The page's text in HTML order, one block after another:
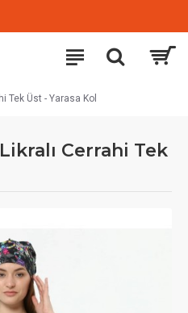
Tek Üst - Yarasa Kol
Cerrahi Tek